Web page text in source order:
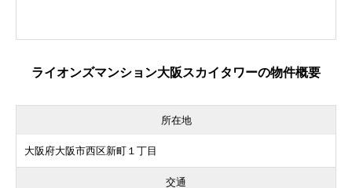
ライオンズマンション大阪スカイタワーの物件概要
所在地
大阪府大阪市西区新町１丁目
交通